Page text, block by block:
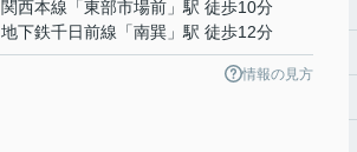
関西本線 「東部市場前 」駅 徒歩10分
地下鉄千日前線 「南巽 」駅 徒歩12分
情報の見方